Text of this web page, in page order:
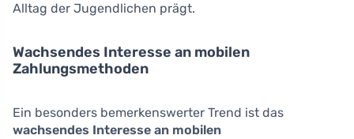
Alltag der Jugendlichen prägt.
Wachsendes Interesse an mobilen
Zahlungsmethoden
Ein besonders bemerkenswerter Trend ist das
wachsendes Interesse an mobilen